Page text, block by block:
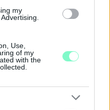
my
Use,
of my
with the
ÉS MÉG EGY SOR
EZEN A HÉTVÉGÉN
de lesz Pogány Induló és
és egy csomó minden